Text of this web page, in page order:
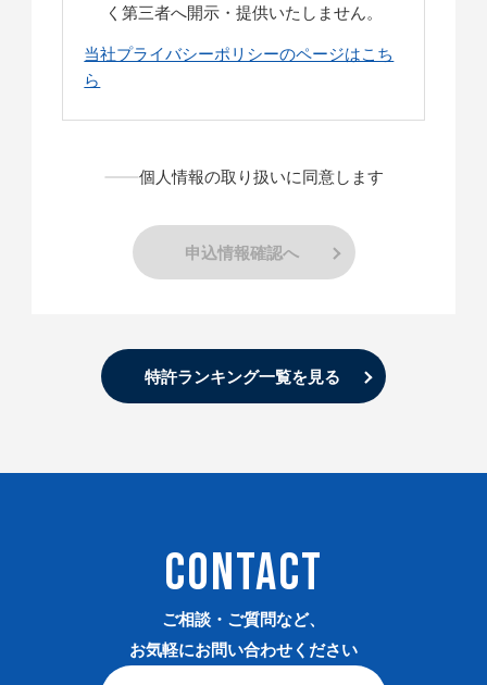
く第三者へ開示・提供いたしません。
当社プライバシーポリシーのページはこち
ら
個人情報の取り扱いに同意します
申込情報確認へ
特許ランキング一覧を見る
ご相談・ご質問など、
お気軽にお問い合わせください
CONTACT